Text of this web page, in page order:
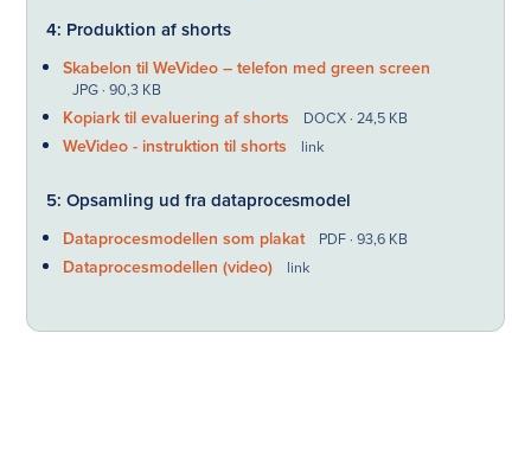
4: Produktion af shorts
Skabelon til WeVideo – telefon med green screen
JPG · 90,3 KB
Kopiark til evaluering af shorts DOCX · 24,5 KB
WeVideo - instruktion til shorts link
5: Opsamling ud fra dataprocesmodel
Dataprocesmodellen som plakat PDF · 93,6 KB
Dataprocesmodellen (video) link